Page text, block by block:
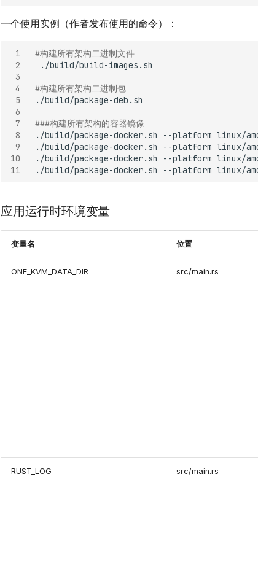
一个使用实例（作者发布使用的命令）：
1
2
3
4
5
6
7
8
9
10
11
#构建所有架构二进制文件
#构建所有架构二进制包
###构建所有架构的容器镜像
./build/package-docker.sh
--platform linux/
./build/package-docker.sh
--platform linux/
./build/package-docker.sh
--platform linux/
./build/package-docker.sh
--platform linux/
应用运行时环境变量
变量名 位置
ONE_KVM_DATA_DIR src/main.rs
RUST_LOG src/main.rs